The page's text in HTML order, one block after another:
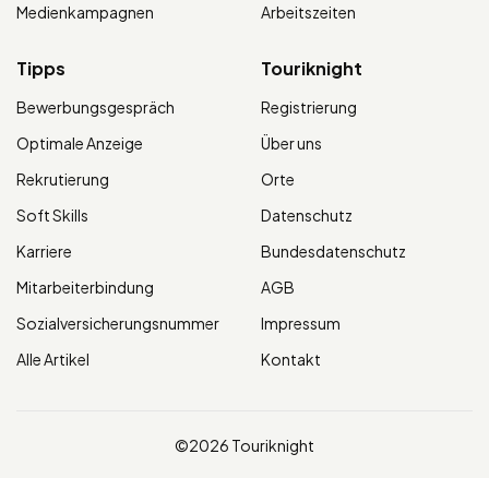
Medienkampagnen
Arbeitszeiten
Tipps
Bewerbungsgespräch
Optimale Anzeige
Rekrutierung
Soft Skills
Karriere
Mitarbeiterbindung
Sozialversicherungsnummer
Alle Artikel
Touriknight
Registrierung
Über uns
Orte
Datenschutz
Bundesdatenschutz
AGB
Impressum
Kontakt
©2026 Touriknight